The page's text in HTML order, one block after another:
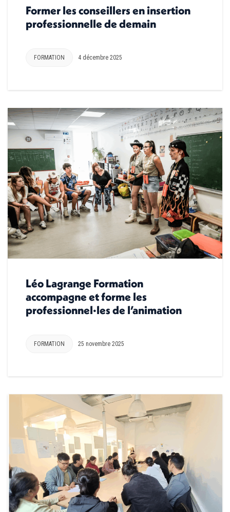
Former les conseillers en insertion
professionnelle de demain
FORMATION 4 décembre 2025
Léo Lagrange Formation
accompagne et forme les
professionnel·les de l’animation
FORMATION 25 novembre 2025